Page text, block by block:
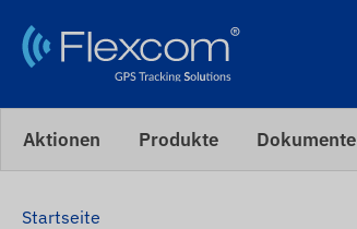
Aktionen Produkte Dokumente
Startseite